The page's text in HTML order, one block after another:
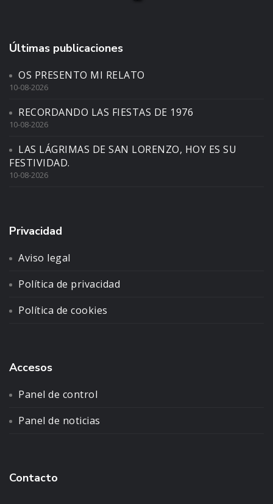
Últimas publicaciones
OS PRESENTO MI RELATO
10-08-2026
RECORDANDO LAS FIESTAS DE 1976
10-08-2026
LAS LÁGRIMAS DE SAN LORENZO, HOY ES SU
FESTIVIDAD.
10-08-2026
Privacidad
Aviso legal
Política de privacidad
Política de cookies
Accesos
Panel de control
Panel de noticias
Contacto